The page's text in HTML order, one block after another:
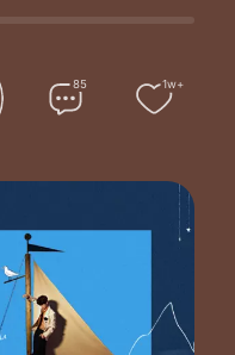
Mi condición enamorado locamente de una chica que hoy extraño
Sin condición me enamoré precisamente de una chica que no es mía
85 1w+